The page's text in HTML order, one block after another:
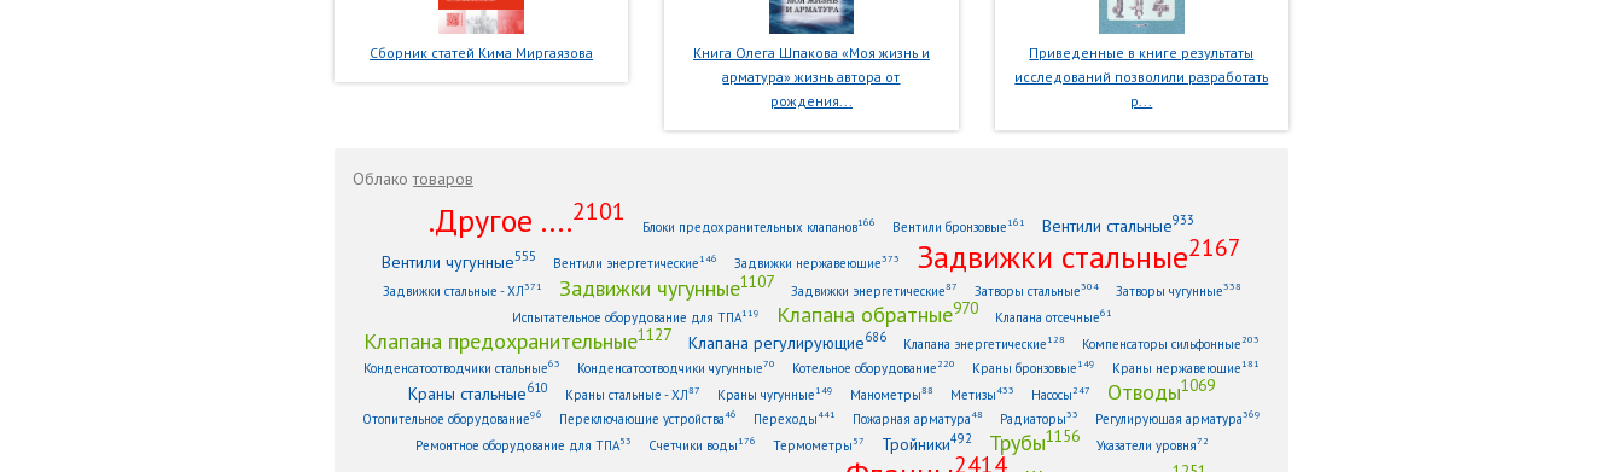
Сборник статей Кима Миргаязова
Книга Олега Шпакова «Моя жизнь и
арматура» жизнь автора от
рождения...
Приведенные в книге результаты
исследований позволили разработать
р...
Облакотоваров
.Другое ....2101
Блоки предохранительных клапанов166 Вентили бронзовые161 Вентили стальные933
Вентили чугунные555 Вентили энергетические146 Задвижки нержавеющие373 Задвижки стальные2167
Задвижки стальные - ХЛ371 Задвижки чугунные1107 Задвижки энергетические87 Затворы стальные304 Затворы чугунные338
Испытательное оборудование для ТПА119 Клапана обратные970 Клапана отсечные61
Клапана предохранительные1127 Клапана регулирующие686 Клапана энергетические128 Компенсаторы сильфонные203
Конденсатоотводчики стальные63 Конденсатоотводчики чугунные70 Котельное оборудование220 Краны бронзовые149 Краны нержавеющие181
Краны стальные610 Краны стальные - ХЛ87 Краны чугунные149 Манометры88 Метизы433 Насосы247 Отводы1069
Отопительное оборудование96 Переключающие устройства46 Переходы441 Пожарная арматура48 Радиаторы33 Регулирующая арматура369
Ремонтное оборудование для ТПА53 Счетчики воды176 Термометры 57 Тройники492 Трубы1156 Указатели уровня72
2414